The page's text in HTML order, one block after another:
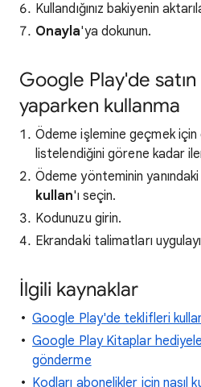
Kullandığınız bakiyenin
Onayla'ya dokunun.
Google Play'de
yaparken kullanma
Ödeme işlemine geçmek
listelendiğini görene kadar
Ödeme yönteminin yanındaki
kullan'ı seçin.
Kodunuzu girin.
Ekrandaki talimatları
İlgili kaynaklar
Google Play'de teklifleri
Google Play Kitaplar
gönderme
Kodları abonelikler için nasıl